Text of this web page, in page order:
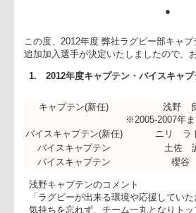
ン、追加加入選手について発表が
この度、2012年度 弊社ラグビー部
追加加入選手が決定いたしましたの
1. 2012年度キャプテン・バイス
キャプテン(新任)
※2005-
バイスキャプテン
バイスキャプテン